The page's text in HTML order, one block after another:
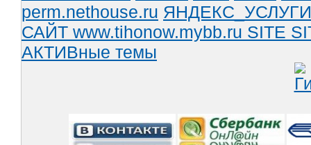
perm.nethouse.ru ЯНДЕКС_УСЛУГИ
САЙТ www.tihonow.mybb.ru SITE
АКТИВные темы